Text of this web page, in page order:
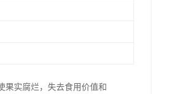
果实腐烂，失去食用价值和